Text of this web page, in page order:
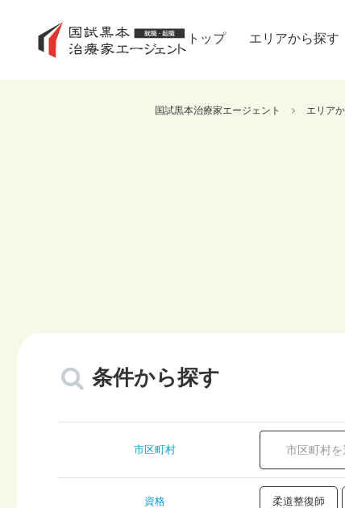
トップ エリアから探す
国試黒本治療家エージェント エリア
条件から探す
市区町村
資格 柔道整復師